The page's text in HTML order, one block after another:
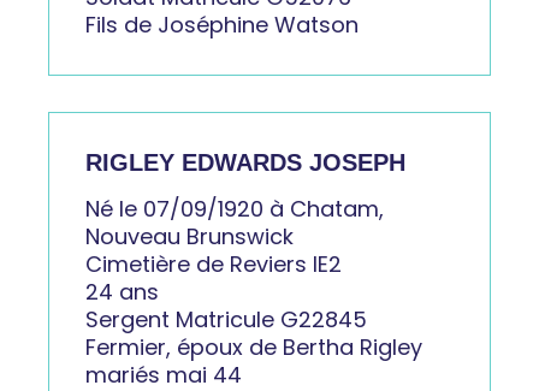
Fils de Joséphine Watson
RIGLEY EDWARDS JOSEPH
Né le 07/09/1920 à Chatam,
Nouveau Brunswick
Cimetière de Reviers IE2
24 ans
Sergent Matricule G22845
Fermier, époux de Bertha Rigley
mariés mai 44